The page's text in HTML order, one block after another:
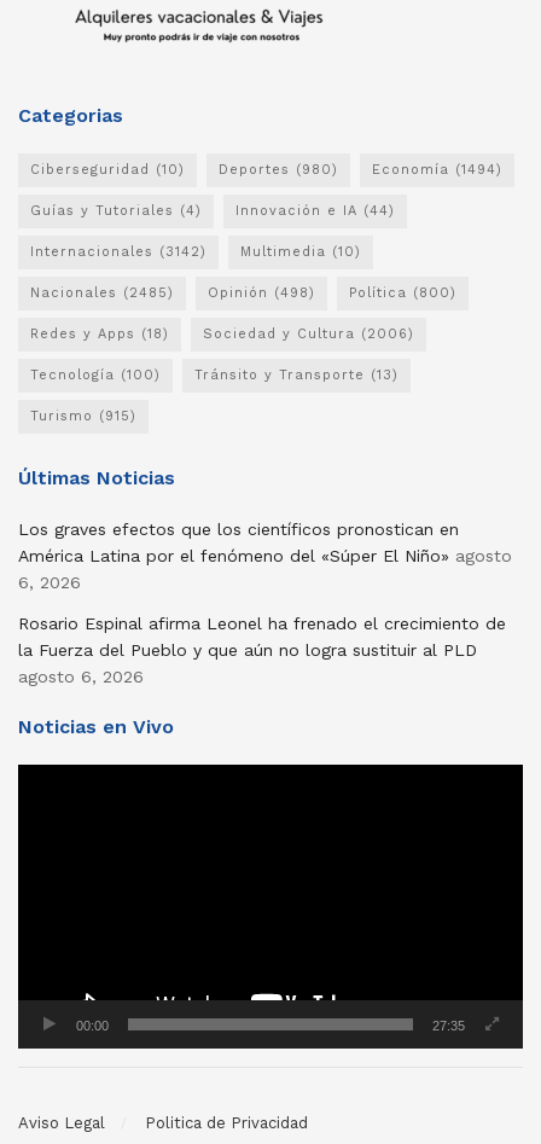
Categorias
Ciberseguridad (10) Deportes (980) Economía (1494)
Guías y Tutoriales (4) Innovación e IA (44)
Internacionales (3142) Multimedia (10)
Nacionales (2485) Opinión (498) Política (800)
Redes y Apps (18) Sociedad y Cultura (2006)
Tecnología (100) Tránsito y Transporte (13)
Turismo (915)
Últimas Noticias
Los graves efectos que los científicos pronostican en
América Latina por el fenómeno del «Súper El Niño» agosto
6, 2026
Rosario Espinal afirma Leonel ha frenado el crecimiento de
la Fuerza del Pueblo y que aún no logra sustituir al PLD
agosto 6, 2026
Noticias en Vivo
00:00 27:35
Aviso Legal Politica de Privacidad